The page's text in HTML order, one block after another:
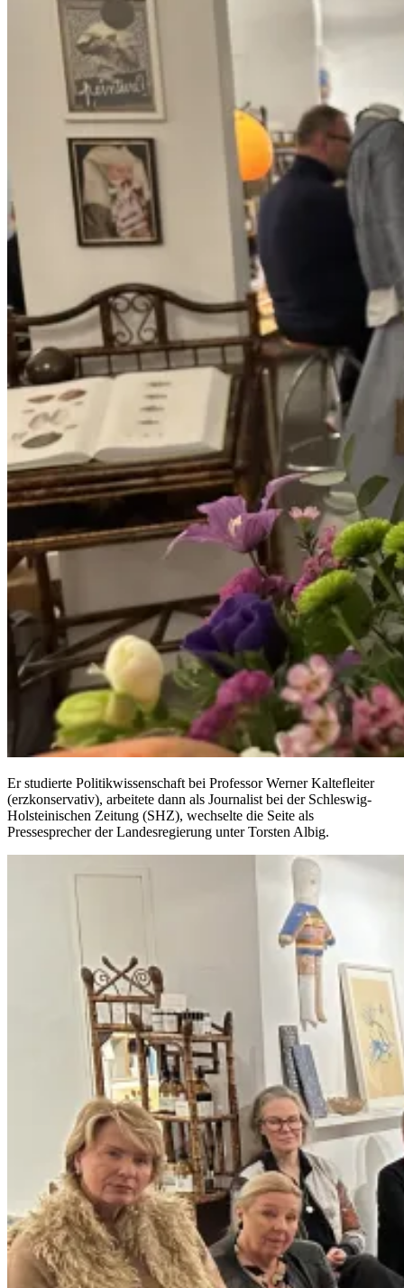
Er studierte Politikwissenschaft bei Professor Werner Kaltefleiter
(erzkonservativ), arbeitete dann als Journalist bei der Schleswig-
Holsteinischen Zeitung (SHZ), wechselte die Seite als
Pressesprecher der Landesregierung unter Torsten Albig.